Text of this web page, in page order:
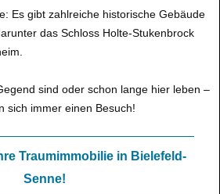
Es gibt zahlreiche historische Gebäude
das Schloss Holte-Stukenbrock
sind oder schon lange hier leben –
sich immer einen Besuch!
Traumimmobilie in Bielefeld-
Senne!